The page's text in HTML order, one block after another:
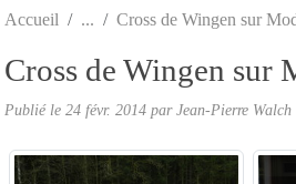
Accueil Cross de Wingen sur
Cross de Wingen sur
Publié le 24 févr. 2014 parJean-Pierre Walch